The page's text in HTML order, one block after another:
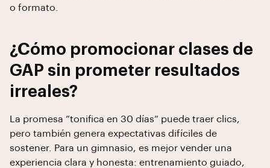
o formato.
¿Cómo promocionar clases de
GAP sin prometer resultados
irreales?
La promesa “tonifica en 30 días” puede traer clics,
pero también genera expectativas difíciles de
sostener. Para un gimnasio, es mejor vender una
experiencia clara y honesta: entrenamiento guiado,